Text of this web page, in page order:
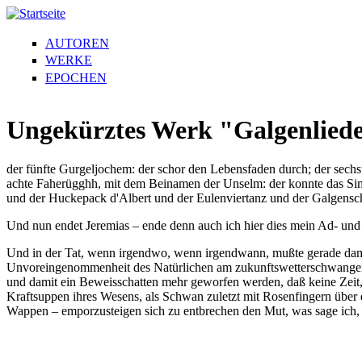
AUTOREN
WERKE
EPOCHEN
Ungekürztes Werk
der fünfte Gur­geljochem: der schor den Lebensfaden durch; der
achte Fahe­rügghh, mit dem Beinamen der Unselm: der konnte das
und der Hucke­pack d'Albert und der Eulenvier­tanz und der
Und nun endet Jeremias – ende denn auch ich hier dies mein Ad-
Und in der Tat, wenn irgendwo, wenn irgendwann, mußte gerade
Un­vor­ein­ge­nom­menheit des Natürlichen am
und damit ein Beweisschatten mehr geworfen werden, daß keine
Kraftsup­pen ihres Wesens, als Schwan zuletzt mit Rosenfin­gern
Wappen – em­por­zu­stei­gen sich zu entbrechen den Mut, was sage